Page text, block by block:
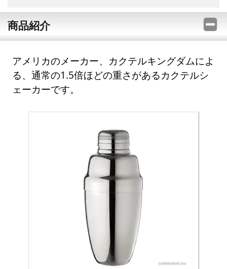
商品紹介
アメリカのメーカー、カクテルキングダムによ
る、通常の1.5倍ほどの重さがあるカクテルシ
ェーカーです。